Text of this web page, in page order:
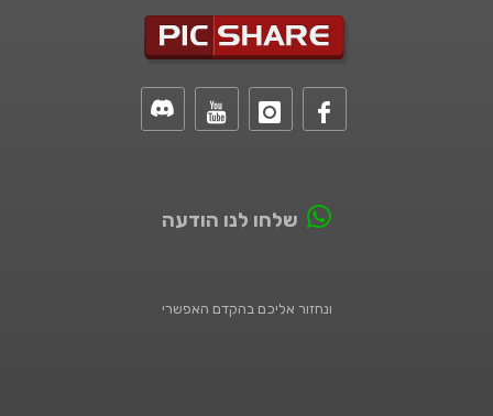
שלחו לנו הודעה
ונחזור אליכם בהקדם האפשרי